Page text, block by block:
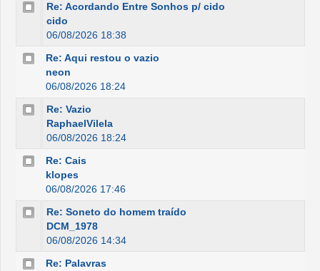
Re: Acordando Entre Sonhos p/ cido
cido
06/08/2026 18:38
Re: Aqui restou o vazio
neon
06/08/2026 18:24
Re: Vazio
RaphaelVilela
06/08/2026 18:24
Re: Cais
klopes
06/08/2026 17:46
Re: Soneto do homem traído
DCM_1978
06/08/2026 14:34
Re: Palavras